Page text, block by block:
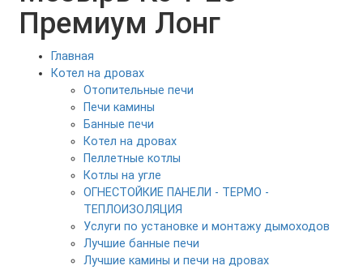
Премиум Лонг
Главная
Котел на дровах
Отопительные печи
Печи камины
Банные печи
Котел на дровах
Пеллетные котлы
Котлы на угле
ОГНЕСТОЙКИЕ ПАНЕЛИ - ТЕРМО -
ТЕПЛОИЗОЛЯЦИЯ
Услуги по установке и монтажу дымоходов
Лучшие банные печи
Лучшие камины и печи на дровах